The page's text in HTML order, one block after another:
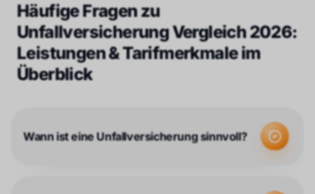
Häufige Fragen zu
Unfallversicherung Vergleich 2026:
Leistungen & Tarifmerkmale im
Überblick
Wann ist eine Unfallversicherung sinnvoll?